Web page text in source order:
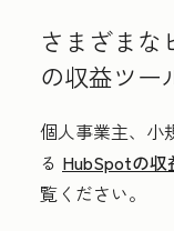
さまざまな
の収益ツー
個人事業主、小
る HubSpotの収
覧ください。